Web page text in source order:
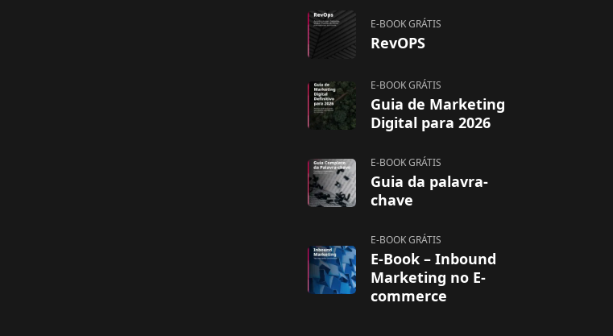
E-BOOK GRÁTIS
RevOPS
E-BOOK GRÁTIS
Guia de Marketing
Digital para 2026
E-BOOK GRÁTIS
Guia da palavra-
chave
E-BOOK GRÁTIS
E-Book – Inbound
Marketing no E-
commerce